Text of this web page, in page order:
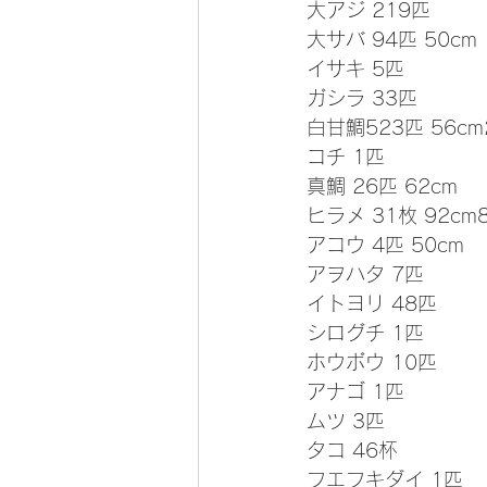
大アジ 219匹
大サバ 94匹 50cm
イサキ 5匹
ガシラ 33匹
白甘鯛523匹
コチ 1匹
真鯛 26匹 62cm
ヒラメ 31枚
アコウ 4匹 50cm
アヲハタ 7匹
イトヨリ 48匹
シログチ 1匹
ホウボウ 10匹
アナゴ 1匹
ムツ 3匹
タコ 46杯
フエフキダイ 1匹